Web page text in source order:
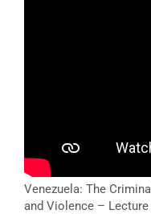
Venezuela: The
and Violence –